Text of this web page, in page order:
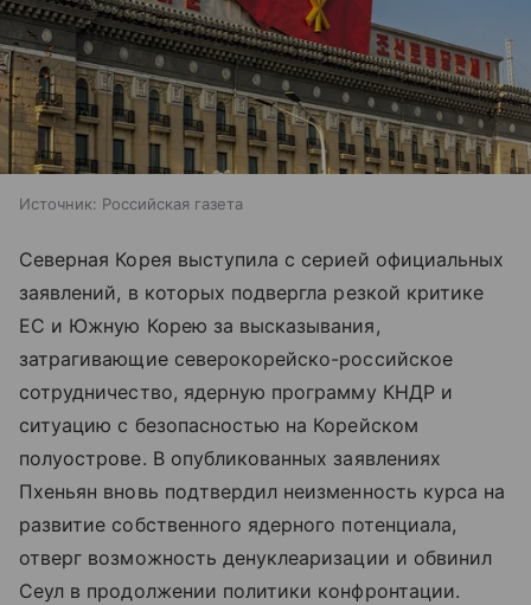
Источник: Российская газета
Северная Корея выступила с серией официальных
заявлений, в которых подвергла резкой критике
ЕС и Южную Корею за высказывания,
затрагивающие северокорейско-российское
сотрудничество, ядерную программу КНДР и
ситуацию с безопасностью на Корейском
полуострове. В опубликованных заявлениях
Пхеньян вновь подтвердил неизменность курса на
развитие собственного ядерного потенциала,
отверг возможность денуклеаризации и обвинил
Сеул в продолжении политики конфронтации.